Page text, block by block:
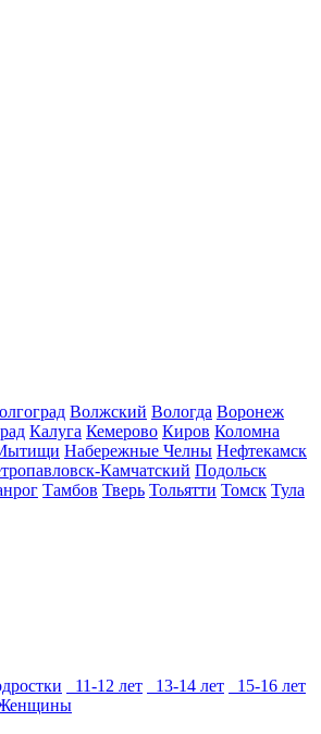
Волжский Вологда Воронеж
Калуга Кемерово Киров Коломна
Набережные Челны Нефтекамск
Камчатский Подольск
Тамбов Тверь Тольятти Томск Тула
11-12 лет 13-14 лет
15-16 лет